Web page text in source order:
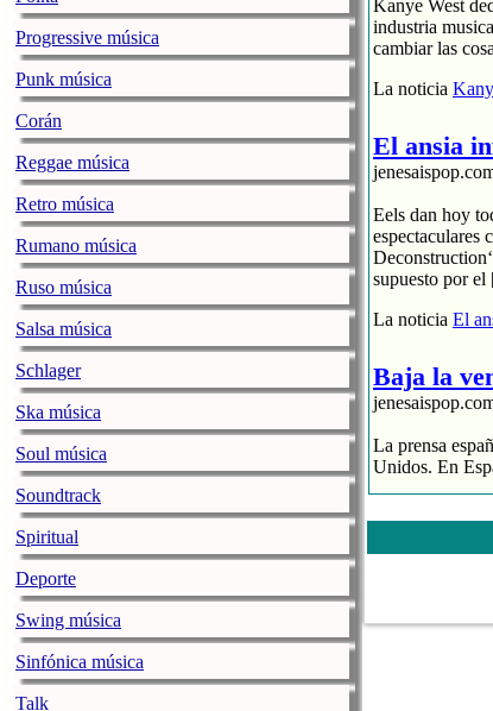
Progressive música
Punk música
Corán
Reggae música
Retro música
Rumano música
Ruso música
Salsa música
Schlager
Ska música
Soul música
Soundtrack
Spiritual
Deporte
Swing música
Sinfónica música
Talk
Kanye West
industria
cambiar las
La noticia
El ansia
Eels dan hoy
espectaculares
supuesto por
La noticia El
Baja la
La prensa
Unidos. En
El CD
La